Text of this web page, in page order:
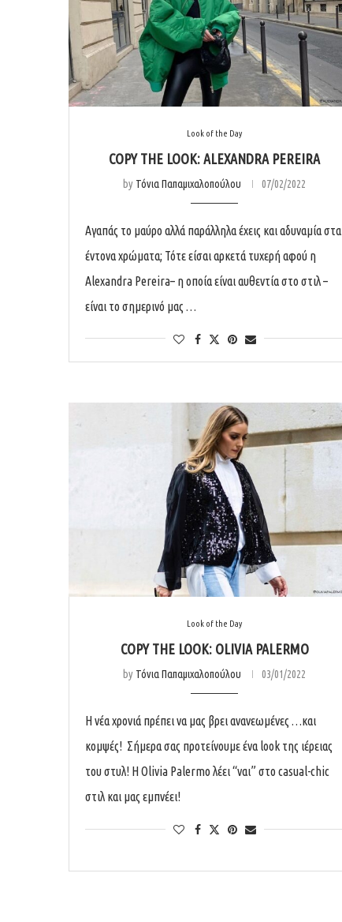
Look of the Day
COPY THE LOOK: ALEXANDRA PEREIRA
by Τόνια Παπαμιχαλοπούλου 07/02/2022
Αγαπάς το μαύρο αλλά παράλληλα έχεις και αδυναμία στα
έντονα χρώματα; Τότε είσαι αρκετά τυχερή αφού η
Alexandra Pereira– η οποία είναι αυθεντία στο στιλ –
είναι το σημερινό μας …
Look of the Day
COPY THE LOOK: OLIVIA PALERMO
by Τόνια Παπαμιχαλοπούλου 03/01/2022
Η νέα χρονιά πρέπει να μας βρει ανανεωμένες …και
κομψές! Σήμερα σας προτείνουμε ένα look της ιέρειας
του στυλ! Η Olivia Palermo λέει “ναι” στο casual-chic
στιλ και μας εμπνέει!